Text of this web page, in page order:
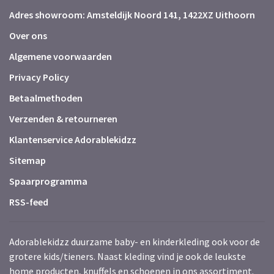
Adres showroom: Amsteldijk Noord 141, 1422XZ Uithoorn
Over ons
Algemene voorwaarden
Privacy Policy
Betaalmethoden
Verzenden & retourneren
Klantenservice Adorablekidzz
Sitemap
Spaarprogramma
RSS-feed
Adorablekidzz duurzame baby- en kinderkleding ook voor de
grotere kids/tieners. Naast kleding vind je ook de leukste
home producten, knuffels en schoenen in ons assortiment.